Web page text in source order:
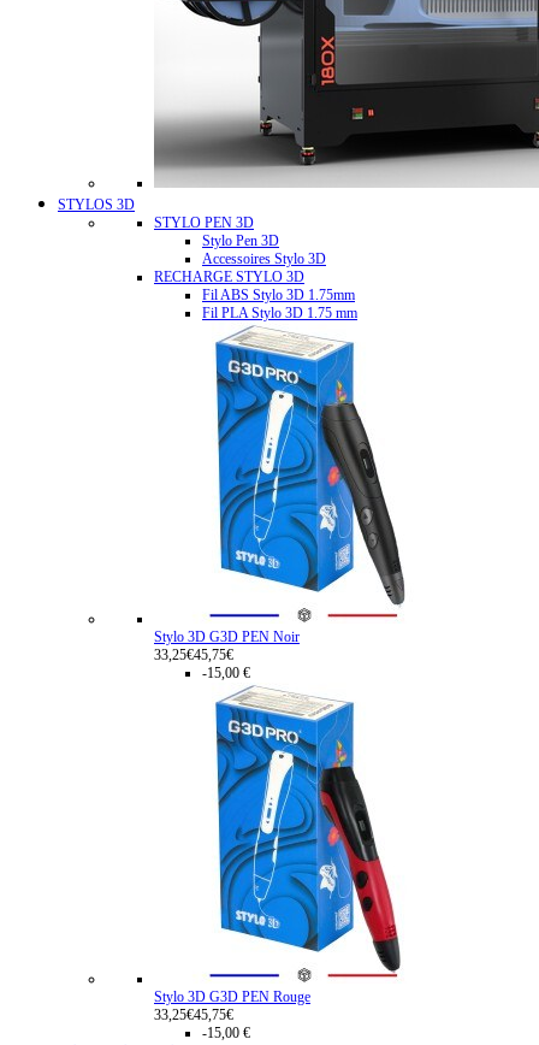
STYLOS 3D
STYLO PEN 3D
Stylo Pen 3D
Accessoires Stylo 3D
RECHARGE STYLO 3D
Fil ABS Stylo 3D 1.75mm
Fil PLA Stylo 3D 1.75 mm
Stylo 3D G3D PEN Noir
33,25€45,75€
-15,00 €
Stylo 3D G3D PEN Rouge
33,25€45,75€
-15,00 €